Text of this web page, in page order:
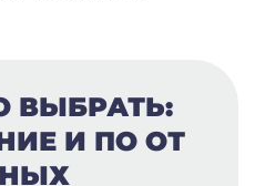
ВЫБРАТЬ:
И ПО ОТ